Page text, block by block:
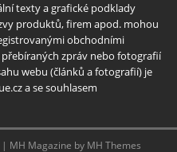
texty a grafické podklady
produktů, firem apod. mohou
obchodními
zpráv nebo fotografií
webu (článků a fotografií) je
a se souhlasem
MH Magazine by MH Themes